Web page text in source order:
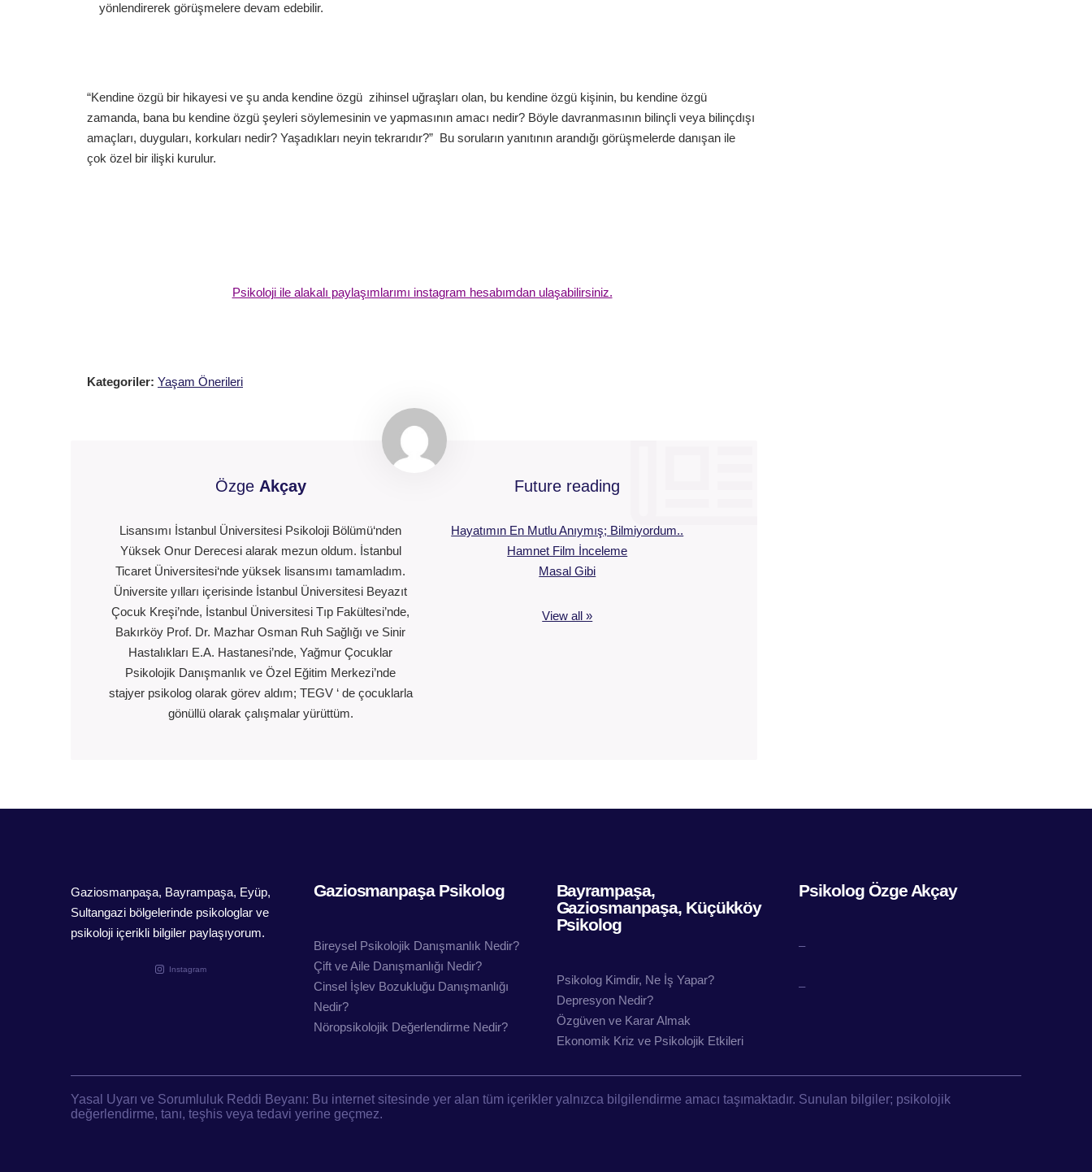
yönlendirerek görüşmelere devam edebilir.
“Kendine özgü bir hikayesi ve şu anda kendine özgü zihinsel uğraşları olan, bu kendine özgü kişinin, bu kendine özgü
zamanda, bana bu kendine özgü şeyleri söylemesinin ve yapmasının amacı nedir? Böyle davranmasının bilinçli veya bilinçdışı
amaçları, duyguları, korkuları nedir? Yaşadıkları neyin tekrarıdır?” Bu soruların yanıtının arandığı görüşmelerde danışan ile
çok özel bir ilişki kurulur.
Psikoloji ile alakalı paylaşımlarımı instagram hesabımdan ulaşabilirsiniz.
Kategoriler: Yaşam Önerileri
Özge Akçay
Lisansımı İstanbul Üniversitesi Psikoloji Bölümü‘nden
Yüksek Onur Derecesi alarak mezun oldum. İstanbul
Ticaret Üniversitesi‘nde yüksek lisansımı tamamladım.
Üniversite yılları içerisinde İstanbul Üniversitesi Beyazıt
Çocuk Kreşi’nde, İstanbul Üniversitesi Tıp Fakültesi’nde,
Bakırköy Prof. Dr. Mazhar Osman Ruh Sağlığı ve Sinir
Hastalıkları E.A. Hastanesi’nde, Yağmur Çocuklar
Psikolojik Danışmanlık ve Özel Eğitim Merkezi’nde
stajyer psikolog olarak görev aldım; TEGV ‘ de çocuklarla
gönüllü olarak çalışmalar yürüttüm.
Future reading
Hayatımın En Mutlu Anıymış; Bilmiyordum..
Hamnet Film İnceleme
Masal Gibi
View all »
Gaziosmanpaşa, Bayrampaşa, Eyüp,
Sultangazi bölgelerinde psikologlar ve
psikoloji içerikli bilgiler paylaşıyorum.
Instagram
Gaziosmanpaşa Psikolog
Bireysel Psikolojik Danışmanlık Nedir?
Çift ve Aile Danışmanlığı Nedir?
Cinsel İşlev Bozukluğu Danışmanlığı
Nedir?
Nöropsikolojik Değerlendirme Nedir?
Bayrampaşa,
Gaziosmanpaşa, Küçükköy
Psikolog
Psikolog Kimdir, Ne İş Yapar?
Depresyon Nedir?
Özgüven ve Karar Almak
Ekonomik Kriz ve Psikolojik Etkileri
Psikolog Özge Akçay
–
–
Yasal Uyarı ve Sorumluluk Reddi Beyanı: Bu internet sitesinde yer alan tüm içerikler yalnızca bilgilendirme amacı taşımaktadır. Sunulan bilgiler; psikolojik
değerlendirme, tanı, teşhis veya tedavi yerine geçmez.